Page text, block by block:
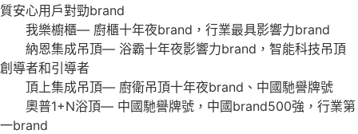
質安心用戶對勁brand
我樂櫥櫃— 廚櫃十年夜brand，行業最具影響力brand
納恩集成吊頂— 浴霸十年夜影響力brand，智能科技吊頂
創導者和引導者
頂上集成吊頂— 廚衛吊頂十年夜brand、中國馳譽牌號
奧普1+N浴頂— 中國馳譽牌號，中國brand500強，行業第
一brand